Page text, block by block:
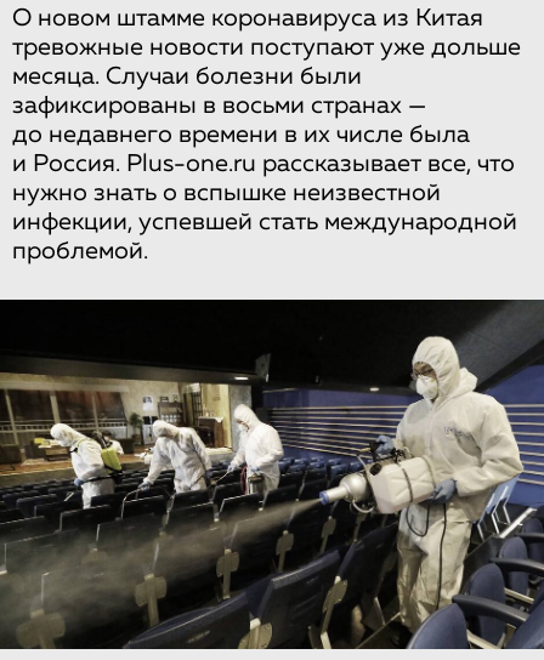
О новом штамме коронавируса из Китая
тревожные новости поступают уже дольше
месяца. Случаи болезни были
зафиксированы в восьми странах —
до недавнего времени в их числе была
и Россия. Plus-one.ru рассказывает все, что
нужно знать о вспышке неизвестной
инфекции, успевшей стать международной
проблемой.